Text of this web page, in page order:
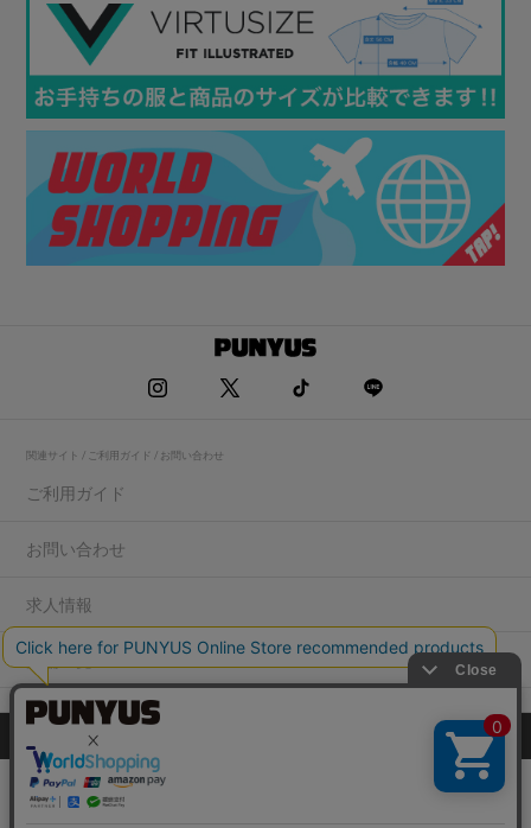
関連サイト / ご利用ガイド / お問い合わせ
ご利用ガイド
お問い合わせ
求人情報
店舗一覧
プライバシーポリシー